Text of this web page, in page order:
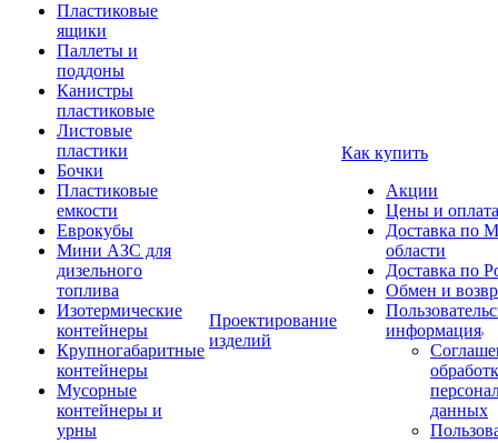
Пластиковые
ящики
Паллеты и
поддоны
Канистры
пластиковые
Листовые
пластики
Бочки
Пластиковые
емкости
Еврокубы
Мини АЗС для
дизельного
топлива
Изотермические
контейнеры
Крупногабаритные
контейнеры
Мусорные
контейнеры и
урны
Проектирование
изделий
Как купить
Акции
Цены и оплата
Доставка по
области
Доставка по
Обмен и
информация
данных